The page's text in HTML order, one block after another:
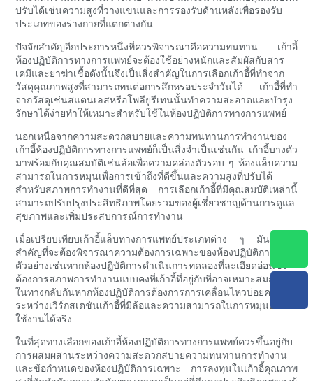
ปรับได้เช่นความสูงที่วางแขนและการรองรับด้านหลังเพื่อรองรับ
ประเภทของร่างกายที่แตกต่างกัน
ปัจจัยสำคัญอีกประการหนึ่งที่ควรพิจารณาคือความทนทาน เก้าอี้
ห้องปฏิบัติการทางการแพทย์จะต้องใช้อย่างหนักและสัมผัสกับสาร
เคมีและยาฆ่าเชื้อดังนั้นจึงเป็นสิ่งสำคัญในการเลือกเก้าอี้ที่ทำจาก
วัสดุคุณภาพสูงที่สามารถทนต่อการสึกหรอประจำวันได้ เก้าอี้ที่ทำ
จากวัสดุเช่นสแตนเลสหรือโพลียูรีเทนนั้นทำความสะอาดและบำรุง
รักษาได้ง่ายทำให้เหมาะสำหรับใช้ในห้องปฏิบัติการทางการแพทย์
นอกเหนือจากความสะดวกสบายและความทนทานการทำงานของ
เก้าอี้ห้องปฏิบัติการทางการแพทย์ก็เป็นสิ่งจำเป็นเช่นกัน เก้าอี้บางตัว
มาพร้อมกับคุณสมบัติเช่นล้อเพื่อความคล่องตัวรอบ ๆ ห้องแล็บความ
สามารถในการหมุนเพื่อการเข้าถึงที่ดีขึ้นและความสูงที่ปรับได้
สำหรับสภาพการทำงานที่ดีที่สุด การเลือกเก้าอี้ที่มีคุณสมบัติเหล่านี้
สามารถปรับปรุงประสิทธิภาพโดยรวมของผู้เชี่ยวชาญด้านการดูแล
สุขภาพและเพิ่มประสบการณ์การทำงาน
เมื่อเปรียบเทียบเก้าอี้แล็บทางการแพทย์ประเภทต่าง ๆ มันเป็นสิ่ง
สำคัญที่จะต้องพิจารณาความต้องการเฉพาะของห้องปฏิบัติการ
ตัวอย่างเช่นหากห้องปฏิบัติการดำเนินการทดลองที่ละเอียดอ่อนซึ่ง
ต้องการสภาพการทำงานแบบคงที่เก้าอี้ที่อยู่กับที่อาจเหมาะสมกว่า
ในทางกลับกันหากห้องปฏิบัติการต้องการการเคลื่อนไหวบ่อยครั้ง
ระหว่างเวิร์กสเตชันเก้าอี้ที่มีล้อและความสามารถในการหมุนอาจ
ใช้งานได้จริง
ในที่สุดทางเลือกของเก้าอี้ห้องปฏิบัติการทางการแพทย์ควรขึ้นอยู่กับ
การผสมผสานระหว่างความสะดวกสบายความทนทานการทำงาน
และข้อกำหนดของห้องปฏิบัติการเฉพาะ การลงทุนในเก้าอี้คุณภาพ